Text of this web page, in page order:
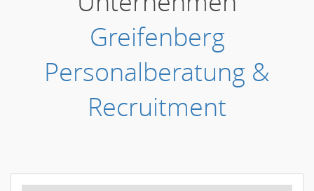
Greifenberg
Personalberatung &
Recruitment